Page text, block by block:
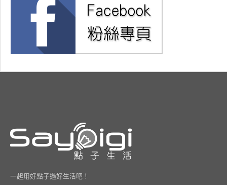
一起用好點子過好生活吧！